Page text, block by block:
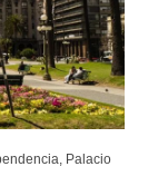
Palacio